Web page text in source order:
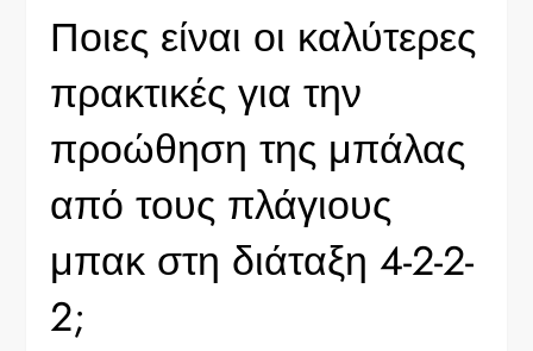
Ποιες είναι οι καλύτερες
πρακτικές για την
προώθηση της μπάλας
από τους πλάγιους
μπακ στη διάταξη 4-2-2-
2;